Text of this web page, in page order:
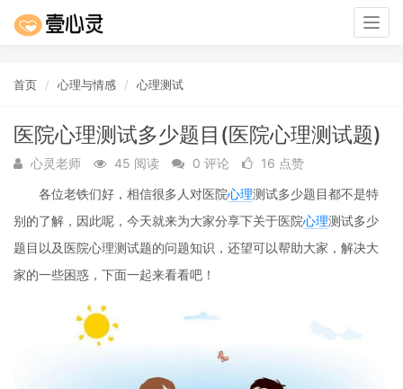
首页 心理与情感 心理测试
医院心理测试多少题目(医院心理测试题)
心灵老师 45 阅读 0 评论
16 点赞
各位老铁们好，相信很多人对医院心理测试多少题目都不是特
别的了解，因此呢，今天就来为大家分享下关于医院心理测试多少
题目以及医院心理测试题的问题知识，还望可以帮助大家，解决大
家的一些困惑，下面一起来看看吧！